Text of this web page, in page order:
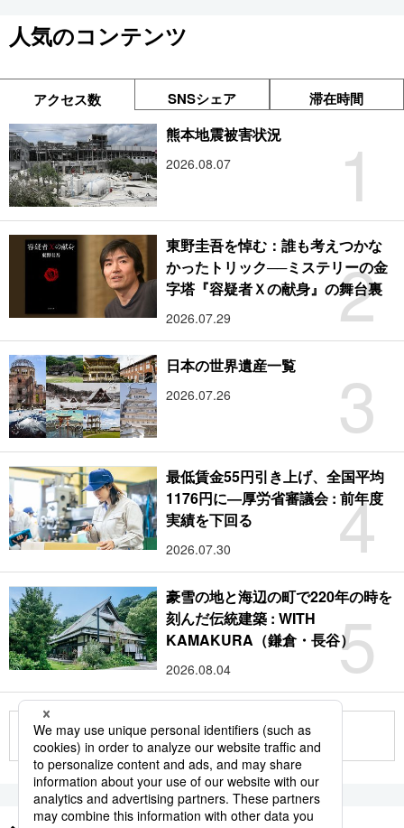
人気のコンテンツ
アクセス数 SNSシェア 滞在時間
1
熊本地震被害状況
2026.08.07
2
東野圭吾を悼む：誰も考えつかな
かったトリック──ミステリーの金
字塔『容疑者Ｘの献身』の舞台裏
2026.07.29
3
日本の世界遺産一覧
2026.07.26
4
最低賃金55円引き上げ、全国平均
1176円に―厚労省審議会 : 前年度
実績を下回る
2026.07.30
5
豪雪の地と海辺の町で220年の時を
刻んだ伝統建築 : WITH
KAMAKURA（鎌倉・長谷）
2026.08.04
もっと見る